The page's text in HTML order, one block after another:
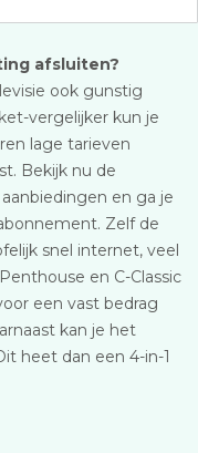
afsluiten?
ook gunstig
vergelijker kun je
lage tarieven
Bekijk nu de
en ga je
Zelf de
snel internet, veel
en C-Classic
een vast bedrag
kan je het
heet dan een 4-in-1